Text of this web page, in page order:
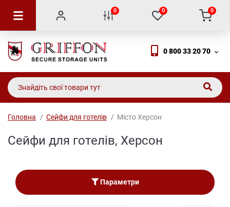
0 0 0
0 800 33 20 70
Головна Сейфи для готелів Місто Херсон
Сейфи для готелів, Херсон
Параметри